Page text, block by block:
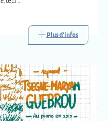
Plus d'infos